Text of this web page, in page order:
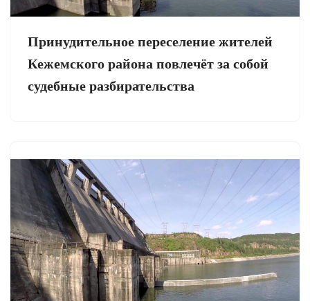
Принудительное переселение жителей
Кежемского района повлечёт за собой
судебные разбирательства